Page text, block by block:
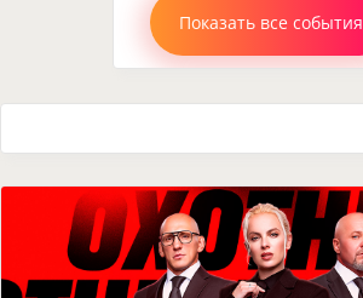
Показать все события